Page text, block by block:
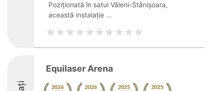
Poziționată în satul Văleni-Stănișoara,
această instalație ...
Equilaser Arena